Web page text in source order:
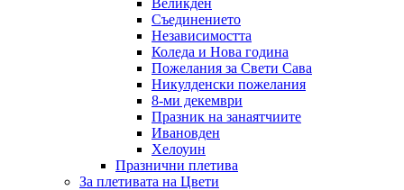
Съединението
Независимостта
Коледа и Нова година
Пожелания за Свети Сава
Никулденски пожелания
8-ми декември
Празник на занаятчиите
Ивановден
Хелоуин
Празнични плетива
За плетивата на Цвети